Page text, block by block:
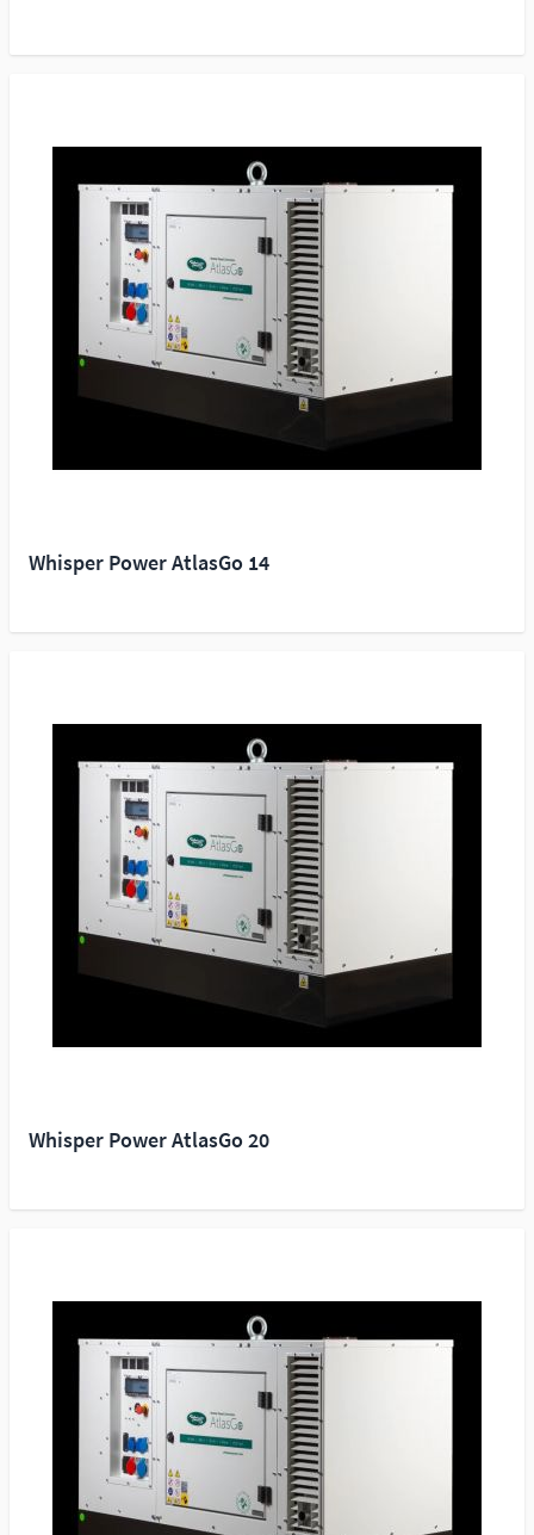
Whisper Power AtlasGo 14
Whisper Power AtlasGo 20